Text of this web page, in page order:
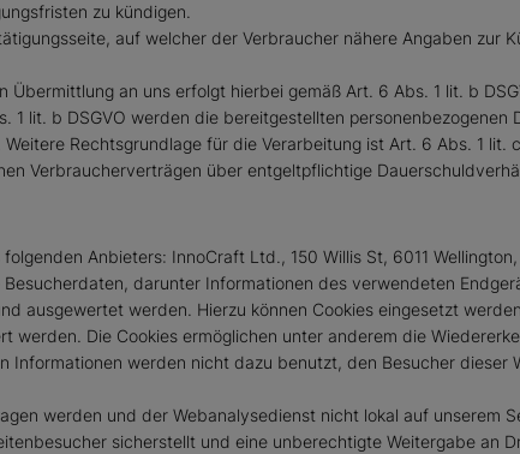
zu kündigen.
auf welcher der Verbraucher nähere Angaben zur
Übermittlung an uns erfolgt hierbei gemäß Art. 6 Abs. 1 lit. b
1 lit. b DSGVO werden die bereitgestellten
Rechtsgrundlage für die Verarbeitung ist Art. 6 Abs. 1
Verbraucherverträgen über entgeltpflichtige
Anbieters: InnoCraft Ltd., 150 Willis St, 6011 Wellington,
darunter Informationen des verwendeten
ausgewertet werden. Hierzu können Cookies eingesetzt
werden. Die Cookies ermöglichen unter anderem die
Informationen werden nicht dazu benutzt, den Besucher
werden und der Webanalysedienst nicht lokal auf
sicherstellt und eine unberechtigte Weitergabe an